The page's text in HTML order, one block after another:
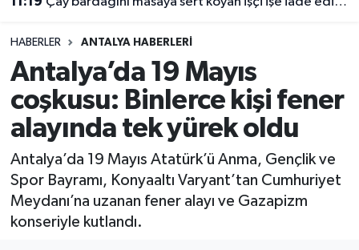
HABERLER ANTALYA HABERLERI
Antalya’da 19 Mayıs
coşkusu: Binlerce kişi fener
alayında tek yürek oldu
Antalya’da 19 Mayıs Atatürk’ü Anma, Gençlik ve
Spor Bayramı, Konyaaltı Varyant’tan Cumhuriyet
Meydanı’na uzanan fener alayı ve Gazapizm
konseriyle kutlandı.
Ekonomi
Resmi İlanlar
Alanyaspor
Turizm
E-Gazete
Antalya Namaz Vakitleri
Süper Lig Puan Durumu ve Fikstür
Tüm Manşetler
Son Dakika Haberleri
Haber Arşivi